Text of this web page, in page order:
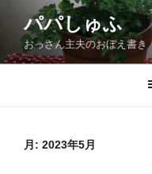
ン
パパしゅふ
おっさん主夫のおぼえ書き
月: 2023年5月